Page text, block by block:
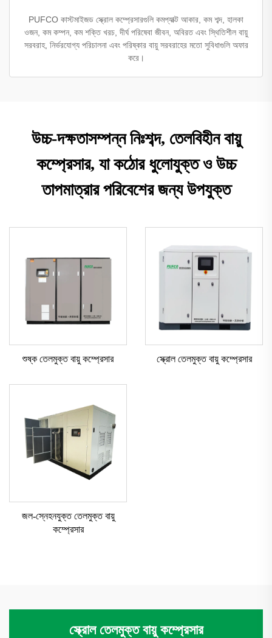
PUFCO কাস্টমাইজড স্ক্রোল কম্প্রেসারগুলি কমপ্যাক্ট আকার, কম শব্দ, হালকা
ওজন, কম কম্পন, কম শক্তি খরচ, দীর্ঘ পরিষেবা জীবন, অবিরত এবং স্থিতিশীল বায়ু
সরবরাহ, নির্ভরযোগ্য পরিচালনা এবং পরিষ্কার বায়ু সরবরাহের মতো সুবিধাগুলি অফার
করে।
উচ্চ-দক্ষতাসম্পন্ন নিঃশব্দ, তেলবিহীন বায়ু
কম্প্রেসার, যা কঠোর ধুলোযুক্ত ও উচ্চ
তাপমাত্রার পরিবেশের জন্য উপযুক্ত
শুষ্ক তেলমুক্ত বায়ু কম্প্রেসার স্ক্রোল তেলমুক্ত বায়ু কম্প্রেসার
জল-স্নেহনযুক্ত তেলমুক্ত বায়ু
কম্প্রেসার
স্ক্রোল তেলমুক্ত বায়ু কম্প্রেসার